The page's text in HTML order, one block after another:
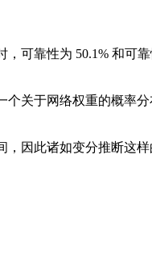
靠性为 50.1% 和可靠
于网络权重的概率分
因此诸如变分推断这样